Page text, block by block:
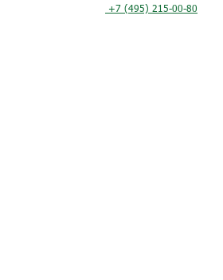
+7 (495) 215-00-80